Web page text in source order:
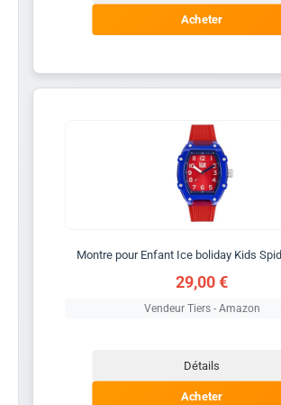
Acheter
Montre pour Enfant Ice boliday Kids
29,00 €
Vendeur Tiers - Amazon
Détails
Acheter